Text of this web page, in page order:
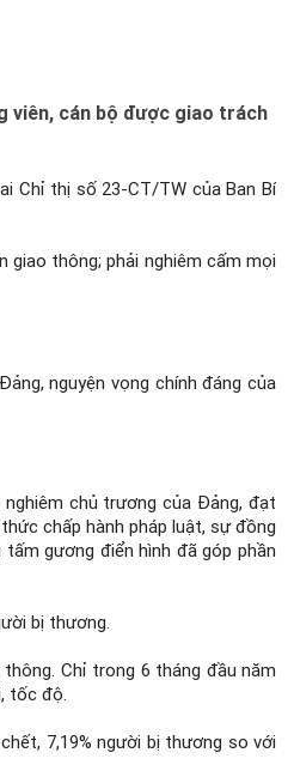
viên, cán bộ được giao trách
Chỉ thị số 23-CT/TW của Ban Bí
thông; phải nghiêm cấm mọi
nguyện vọng chính đáng của
chủ trương của Đảng, đạt
chấp hành pháp luật, sự đồng
gương điển hình đã góp phần
bị thương.
Chỉ trong 6 tháng đầu năm
tốc độ.
7,19% người bị thương so với